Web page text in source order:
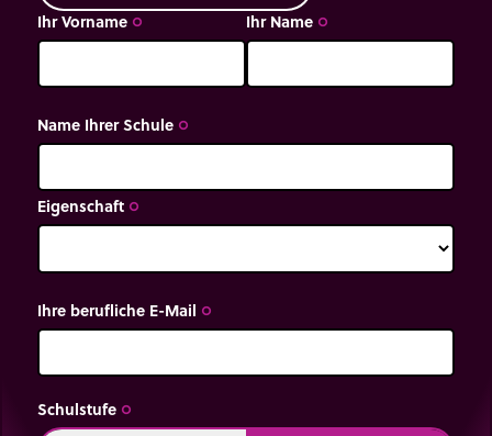
Ihr Vorname trip_origin Ihr Name trip_origin
Name Ihrer Schule trip_origin
Eigenschaft trip_origin
Ihre berufliche E-Mail trip_origin
Schulstufe trip_origin